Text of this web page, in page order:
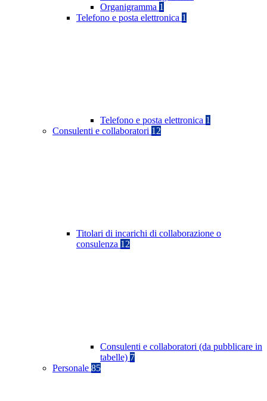
Organigramma 1
Telefono e posta elettronica 1
Telefono e posta elettronica 1
Consulenti e collaboratori 12
Titolari di incarichi di collaborazione o
consulenza 12
Consulenti e collaboratori (da pubblicare in
tabelle) 7
Personale 85